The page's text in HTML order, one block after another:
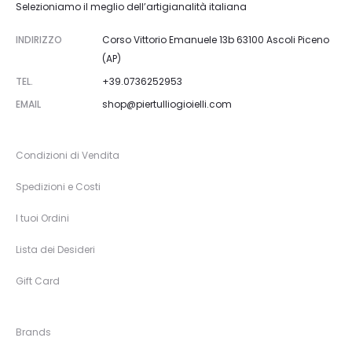
Selezioniamo il meglio dell’artigianalità italiana
INDIRIZZO
Corso Vittorio Emanuele 13b 63100 Ascoli Piceno
(AP)
TEL.
+39.0736252953
EMAIL
shop@piertulliogioielli.com
Condizioni di Vendita
Spedizioni e Costi
I tuoi Ordini
Lista dei Desideri
Gift Card
Brands